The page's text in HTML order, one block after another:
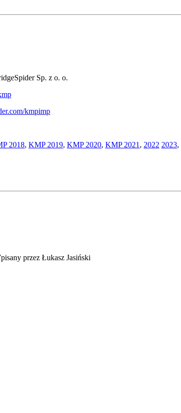
Sp. z o. o.
kmpimp
2018, KMP 2019, KMP 2020, KMP 2021 , 2022 2023,
przez Łukasz Jasiński